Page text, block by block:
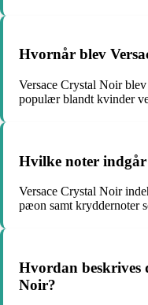
Hvornår blev
Versace Crystal Noir
populær blandt kvinder
Hvilke noter indgår
Versace Crystal Noir
pæon samt kryddernoter
Hvordan beskrives
Noir?